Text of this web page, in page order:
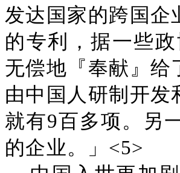
发达国家的跨国企
的专利，据一些
无偿地『奉献』给
由中国人研制开发
就有9百多项。另
的企业。」<5>